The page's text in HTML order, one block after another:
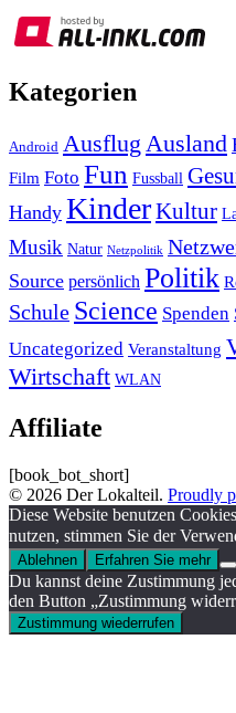
Kategorien
Android Ausflug Ausland
Film Foto Fun Fussball
Handy KinderKultur
Musik Natur Netzpolitik
Source persönlich Politik
Schule Science Spenden
Uncategorized Veranstaltung
Wirtschaft WLAN
Affiliate
[book_bot_short]
© 2026 Der Lokalteil. Proudly
Diese Website benutzen
nutzen, stimmen Sie der
Ablehnen
Erfahren Sie mehr
Du kannst deine Zustimmung
den Button „Zustimmung
Zustimmung wiederrufen